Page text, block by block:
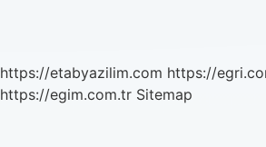
https://etabyazilim.com https://
https://egim.com.tr Sitemap